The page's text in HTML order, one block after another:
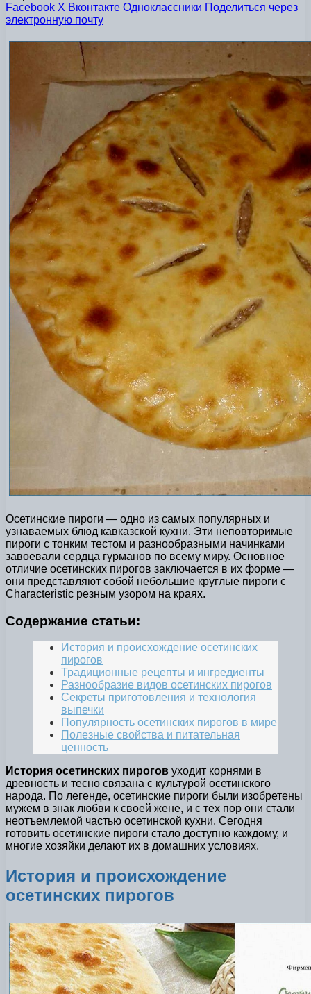
Facebook X Вконтакте Одноклассники Поделиться через
электронную почту
Осетинские пироги — одно из самых популярных и
узнаваемых блюд кавказской кухни. Эти неповторимые
пироги с тонким тестом и разнообразными начинками
завоевали сердца гурманов по всему миру. Основное
отличие осетинских пирогов заключается в их форме —
они представляют собой небольшие круглые пироги с
Characteristic резным узором на краях.
Содержание статьи:
История и происхождение осетинских
пирогов
Традиционные рецепты и ингредиенты
Разнообразие видов осетинских пирогов
Секреты приготовления и технология
выпечки
Популярность осетинских пирогов в мире
Полезные свойства и питательная
ценность
История осетинских пирогов уходит корнями в
древность и тесно связана с культурой осетинского
народа. По легенде, осетинские пироги были изобретены
мужем в знак любви к своей жене, и с тех пор они стали
неотъемлемой частью осетинской кухни. Сегодня
готовить осетинские пироги стало доступно каждому, и
многие хозяйки делают их в домашних условиях.
История и происхождение
осетинских пирогов